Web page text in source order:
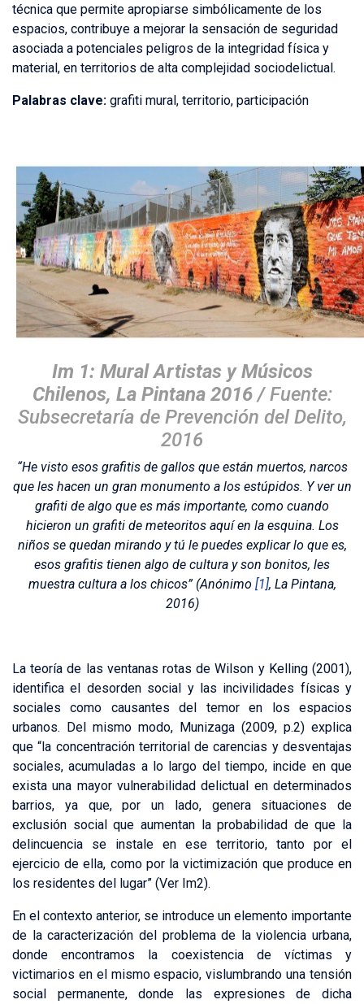
técnica que permite apropiarse simbólicamente de los
espacios, contribuye a mejorar la sensación de seguridad
asociada a potenciales peligros de la integridad física y
material, en territorios de alta complejidad sociodelictual.
Palabras clave: grafiti mural, territorio, participación
Im 1: Mural Artistas y Músicos
Chilenos, La Pintana 2016 /Fuente:
Subsecretaría de Prevención del Delito,
2016
“He visto esos grafitis de gallos que están muertos, narcos
que les hacen un gran monumento a los estúpidos. Y ver un
grafiti de algo que es más importante, como cuando
hicieron un grafiti de meteoritos aquí en la esquina. Los
niños se quedan mirando y tú le puedes explicar lo que es,
esos grafitis tienen algo de cultura y son bonitos, les
muestra cultura a los chicos” (Anónimo [1], La Pintana,
2016)
La teoría de las ventanas rotas de Wilson y Kelling (2001),
identifica el desorden social y las incivilidades físicas y
sociales como causantes del temor en los espacios
urbanos. Del mismo modo, Munizaga (2009, p.2) explica
que “la concentración territorial de carencias y desventajas
sociales, acumuladas a lo largo del tiempo, incide en que
exista una mayor vulnerabilidad delictual en determinados
barrios, ya que, por un lado, genera situaciones de
exclusión social que aumentan la probabilidad de que la
delincuencia se instale en ese territorio, tanto por el
ejercicio de ella, como por la victimización que produce en
los residentes del lugar” (Ver Im2).
En el contexto anterior, se introduce un elemento importante
de la caracterización del problema de la violencia urbana,
donde encontramos la coexistencia de víctimas y
victimarios en el mismo espacio, vislumbrando una tensión
social permanente, donde las expresiones de dicha